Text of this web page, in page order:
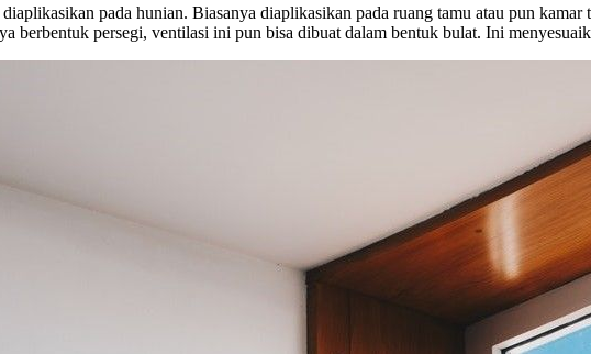
pada hunian. Biasanya diaplikasikan pada ruang tamu atau pun
berbentuk persegi, ventilasi ini pun bisa dibuat dalam bentuk bulat. Ini